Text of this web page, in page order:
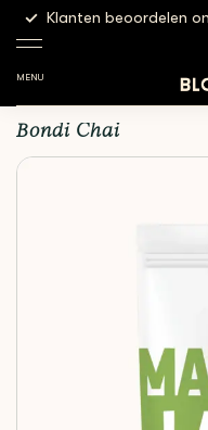
Klanten beoordelen
MENUBondi Chai -
Bondi Chai